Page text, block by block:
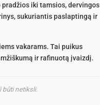
iki tamsios, dervingos
sukuriantis paslaptingą ir
vakarams. Tai puikus
ir rafinuotą įvaizdį.
būti netiksli.